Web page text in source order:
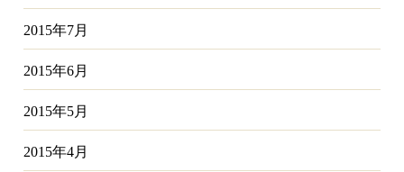
2015年7月
2015年6月
2015年5月
2015年4月